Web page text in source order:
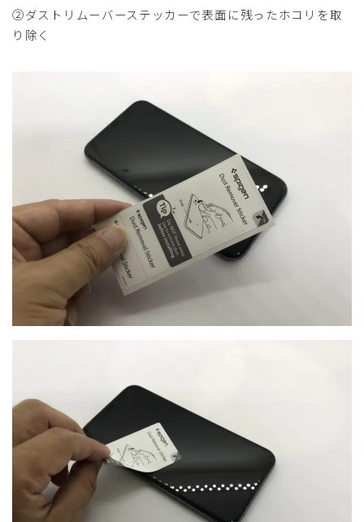
②ダストリムーバーステッカーで表面に残ったホコリを取
り除く